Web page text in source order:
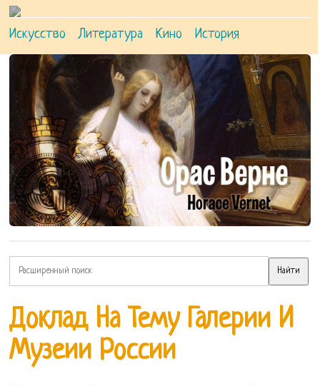
Искусство Литература Кино История
Доклад На Тему Галерии И
Музеии России